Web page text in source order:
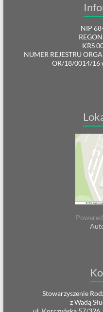
NIP
KRS
NUMER REJESTRU
OR/18/0014/16
Stowarzyszenie
z Wadą